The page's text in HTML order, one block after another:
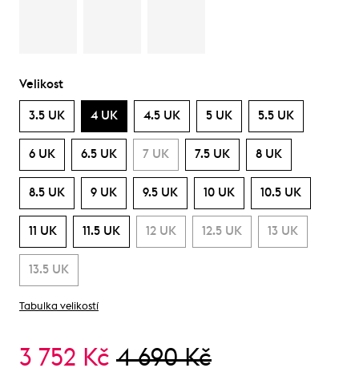
Velikost
3.5 UK 4 UK 4.5 UK 5 UK 5.5 UK
6 UK 6.5 UK 7 UK 7.5 UK 8 UK
8.5 UK 9 UK 9.5 UK 10 UK 10.5 UK
11 UK 11.5 UK 12 UK 12.5 UK 13 UK
13.5 UK
Tabulka velikostí
3 752 Kč 4 690 Kč